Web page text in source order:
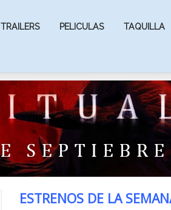
TRAILERS PELICULAS TAQUILLA
ESTRENOS DE LA